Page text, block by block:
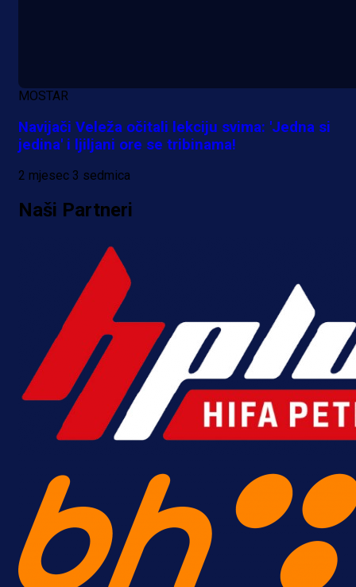
MOSTAR
Navijači Veleža očitali lekciju svima: 'Jedna si
jedina' i ljiljani ore se tribinama!
2 mjesec 3 sedmica
Naši Partneri